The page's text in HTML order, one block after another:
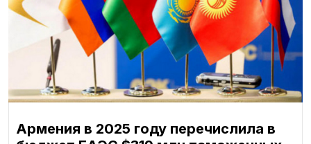
Армения в 2025 году перечислила в